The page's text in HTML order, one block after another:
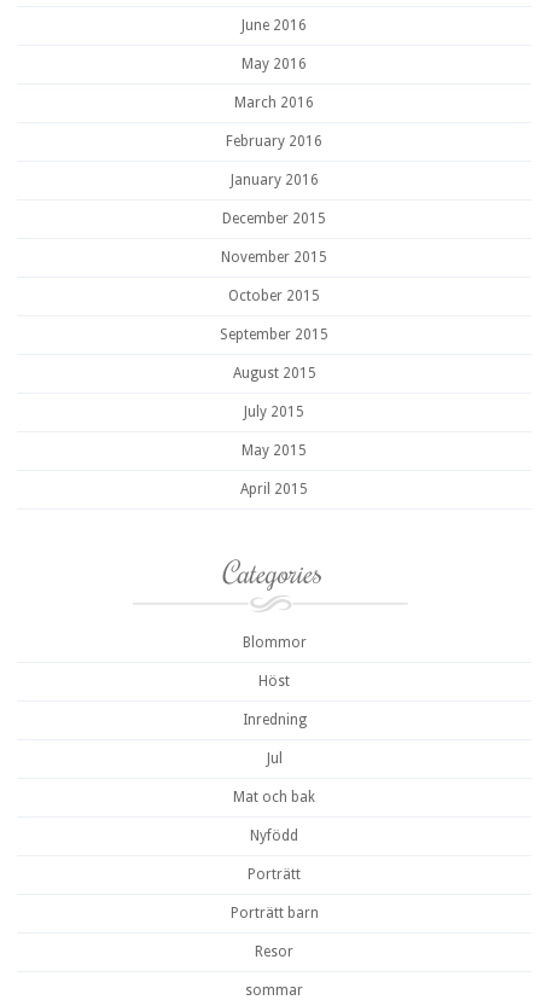
June 2016
May 2016
March 2016
February 2016
January 2016
December 2015
November 2015
October 2015
September 2015
August 2015
July 2015
May 2015
April 2015
Categories
Blommor
Höst
Inredning
Jul
Mat och bak
Nyfödd
Porträtt
Porträtt barn
Resor
sommar